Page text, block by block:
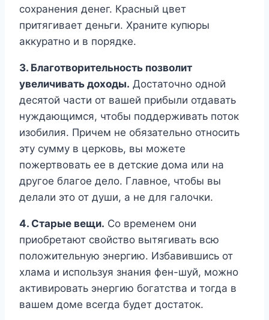
сохранения денег. Красный цвет
притягивает деньги. Храните купюры
аккуратно и в порядке.
3. Благотворительность позволит
увеличивать доходы. Достаточно одной
десятой части от вашей прибыли отдавать
нуждающимся, чтобы поддерживать поток
изобилия. Причем не обязательно относить
эту сумму в церковь, вы можете
пожертвовать ее в детские дома или на
другое благое дело. Главное, чтобы вы
делали это от души, а не для галочки.
4. Старые вещи. Со временем они
приобретают свойство вытягивать всю
положительную энергию. Избавившись от
хлама и используя знания фен-шуй, можно
активировать энергию богатства и тогда в
вашем доме всегда будет достаток.